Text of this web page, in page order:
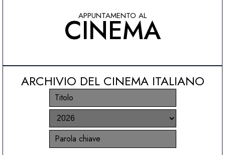
APPUNTAMENTO AL
CINEMA
ARCHIVIO DEL CINEMA ITALIANO